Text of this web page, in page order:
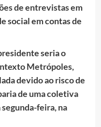
de entrevistas em
social em contas de
seria o
Metrópoles,
devido ao risco de
de uma coletiva
feira, na